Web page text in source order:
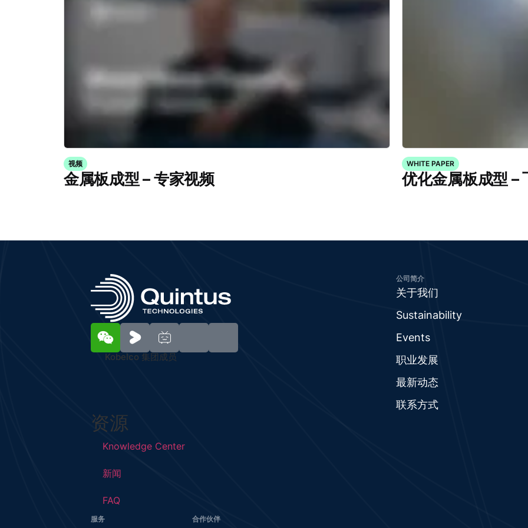
视频
金属板成型 – 专家视频
WHITE PAPER
优化金属板成型 –
Kobelco 集团成员
公司简介
关于我们
Sustainability
Events
职业发展
最新动态
联系方式
资源
Knowledge Center
新闻
FAQ
服务 合作伙伴